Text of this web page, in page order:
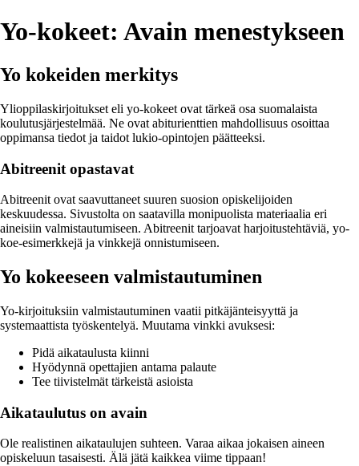
Yo-kokeet: Avain menestykseen
Yo kokeiden merkitys
Ylioppilaskirjoitukset eli yo-kokeet ovat tärkeä osa suomalaista
koulutusjärjestelmää. Ne ovat abiturienttien mahdollisuus osoittaa
oppimansa tiedot ja taidot lukio-opintojen päätteeksi.
Abitreenit opastavat
Abitreenit ovat saavuttaneet suuren suosion opiskelijoiden
keskuudessa. Sivustolta on saatavilla monipuolista materiaalia eri
aineisiin valmistautumiseen. Abitreenit tarjoavat harjoitustehtäviä, yo-
koe-esimerkkejä ja vinkkejä onnistumiseen.
Yo kokeeseen valmistautuminen
Yo-kirjoituksiin valmistautuminen vaatii pitkäjänteisyyttä ja
systemaattista työskentelyä. Muutama vinkki avuksesi:
Pidä aikataulusta kiinni
Hyödynnä opettajien antama palaute
Tee tiivistelmät tärkeistä asioista
Aikataulutus on avain
Ole realistinen aikataulujen suhteen. Varaa aikaa jokaisen aineen
opiskeluun tasaisesti. Älä jätä kaikkea viime tippaan!